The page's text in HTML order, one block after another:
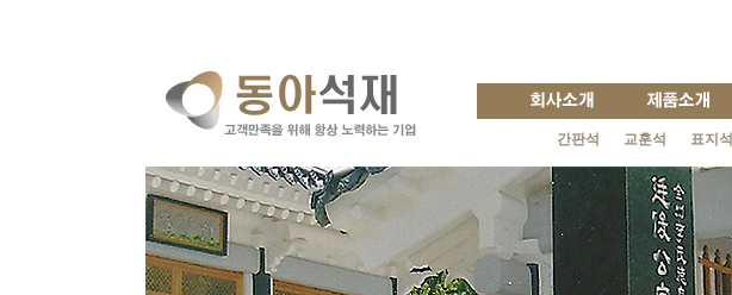
간판석 교훈석 표지석